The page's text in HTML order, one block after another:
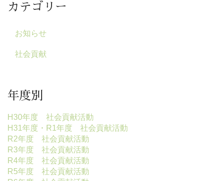
カテゴリー
お知らせ
社会貢献
年度別
H30年度 社会貢献活動
H31年度・R1年度 社会貢献活動
R2年度 社会貢献活動
R3年度 社会貢献活動
R4年度 社会貢献活動
R5年度 社会貢献活動